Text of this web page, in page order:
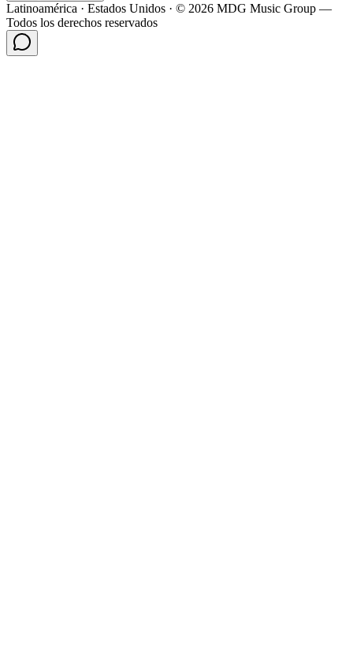
Latinoamérica · Estados Unidos · © 2026 MDG Music Group —
Todos los derechos reservados